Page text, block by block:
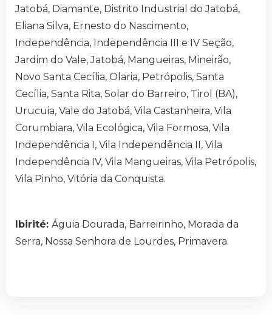
Jatobá, Diamante, Distrito Industrial do Jatobá,
Eliana Silva, Ernesto do Nascimento,
Independência, Independência III e IV Seção,
Jardim do Vale, Jatobá, Mangueiras, Mineirão,
Novo Santa Cecília, Olaria, Petrópolis, Santa
Cecília, Santa Rita, Solar do Barreiro, Tirol (BA),
Urucuia, Vale do Jatobá, Vila Castanheira, Vila
Corumbiara, Vila Ecológica, Vila Formosa, Vila
Independência I, Vila Independência II, Vila
Independência IV, Vila Mangueiras, Vila Petrópolis,
Vila Pinho, Vitória da Conquista.
Ibirité: Águia Dourada, Barreirinho, Morada da
Serra, Nossa Senhora de Lourdes, Primavera.